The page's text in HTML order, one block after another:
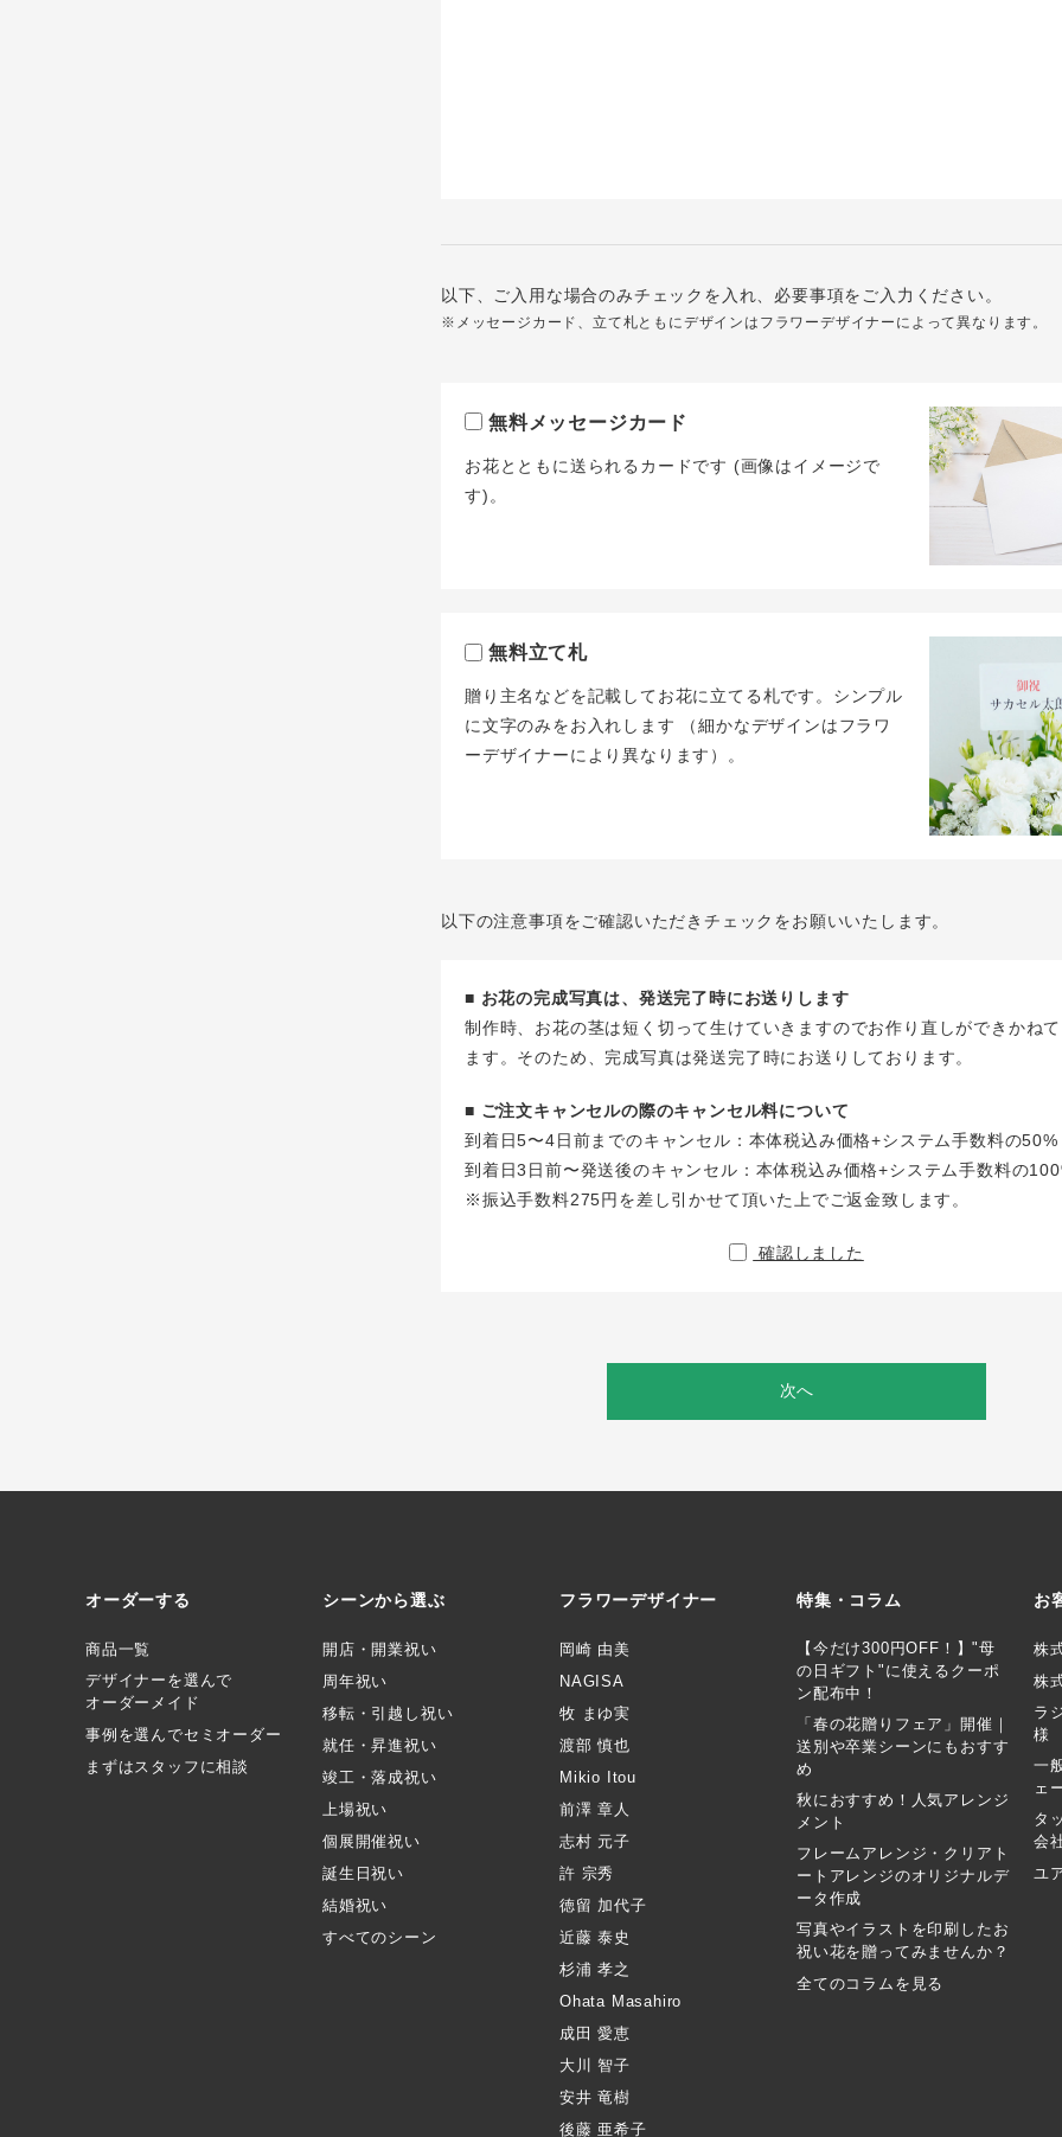
以下、ご入用な場合のみチェックを入れ、必要事項をご入力ください。
※メッセージカード、立て札ともにデザインはフラワーデザイナーによって異なります。
無料メッセージカード
お花とともに送られるカードです (画像はイメージで
す)。
無料立て札
贈り主名などを記載してお花に立てる札です。シンプル
に文字のみをお入れします （細かなデザインはフラワ
ーデザイナーにより異なります）。
以下の注意事項をご確認いただきチェックをお願いいたします。
■ お花の完成写真は、発送完了時にお送りします
制作時、お花の茎は短く切って生けていきますのでお作り直しができかね
ます。そのため、完成写真は発送完了時にお送りしております。
■ ご注文キャンセルの際のキャンセル料について
到着日5〜4日前までのキャンセル：本体税込み価格+システム手数料の50%
到着日3日前〜発送後のキャンセル：本体税込み価格+システム手数料の
※振込手数料275円を差し引かせて頂いた上でご返金致します。
確認しました
次へ
オーダーする
商品一覧
デザイナーを選んで
オーダーメイド
事例を選んでセミオーダー
まずはスタッフに相談
シーンから選ぶ
開店・開業祝い
周年祝い
移転・引越し祝い
就任・昇進祝い
竣工・落成祝い
上場祝い
個展開催祝い
誕生日祝い
結婚祝い
すべてのシーン
フラワーデザイナー
岡崎 由美
NAGISA
牧 まゆ実
渡部 慎也
Mikio Itou
前澤 章人
志村 元子
許 宗秀
徳留 加代子
近藤 泰史
杉浦 孝之
Ohata Masahiro
成田 愛恵
大川 智子
安井 竜樹
後藤 亜希子
特集・コラム
【今だけ300円OFF！】"母
の日ギフト"に使えるクーポ
ン配布中！
「春の花贈りフェア」開催｜
送別や卒業シーンにもおすす
め
秋におすすめ！人気アレンジ
メント
フレームアレンジ・クリアト
ートアレンジのオリジナルデ
ータ作成
写真やイラストを印刷したお
祝い花を贈ってみませんか？
全てのコラムを見る
お
株
株
ラ
様
一
ェ
タ
会
ユ